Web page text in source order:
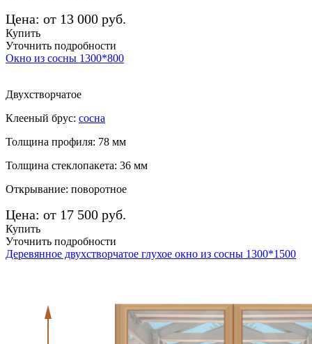
Цена: от 13 000 руб.
Купить
Уточнить подробности
Окно из сосны 1300*800
Двухстворчатое
Клееный брус: сосна
Толщина профиля: 78 мм
Толщина стеклопакета: 36 мм
Открывание: поворотное
Цена: от 17 500 руб.
Купить
Уточнить подробности
Деревянное двухстворчатое глухое окно из сосны 1300*1500